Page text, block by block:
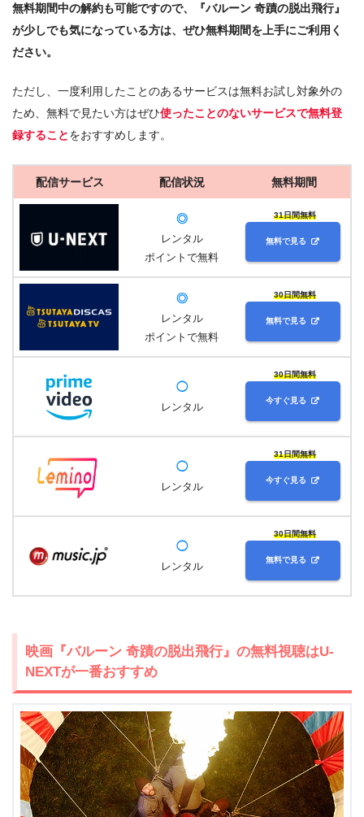
無料期間中の解約も可能ですので、『バルーン 奇蹟の脱出飛行』
が少しでも気になっている方は、ぜひ無料期間を上手にご利用く
ださい。
ただし、一度利用したことのあるサービスは無料お試し対象外の
ため、無料で見たい方はぜひ使ったことのないサービスで無料登
録することをおすすめします。
配信サービス 配信状況 無料期間
◎
レンタル
ポイントで無料
31日間無料
無料で見る
◎
レンタル
ポイントで無料
30日間無料
無料で見る
◯
レンタル
30日間無料
今すぐ見る
◯
レンタル
31日間無料
今すぐ見る
◯
レンタル
30日間無料
無料で見る
映画『バルーン 奇蹟の脱出飛行』の無料視聴はU-
NEXTが一番おすすめ